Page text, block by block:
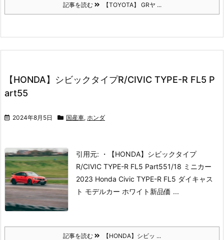
記事を読む 【TOYOTA】 GRヤ ...
【HONDA】シビックタイプR/CIVIC TYPE-R FL5 P
art55
2024年8月5日 国産車, ホンダ
引用元: ・【HONDA】シビックタイプ
R/CIVIC TYPE-R FL5 Part551/18 ミニカー
2023 Honda Civic TYPE-R FL5 ダイキャス
ト モデルカー ホワイト 新品価 ...
記事を読む 【HONDA】シビッ ...